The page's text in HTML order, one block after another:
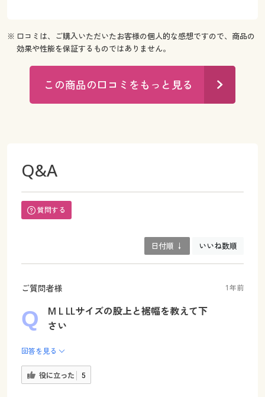
※ 口コミは、ご購入いただいたお客様の個人的な感想ですので、商品の
効果や性能を保証するものではありません。
この商品の口コミをもっと見る
Q&A
質問する
日付順 ↓ いいね数順
ご質問者様 1年前
M L LLサイズの股上と裾幅を教えて下
さい
回答を見る
役に立った 5